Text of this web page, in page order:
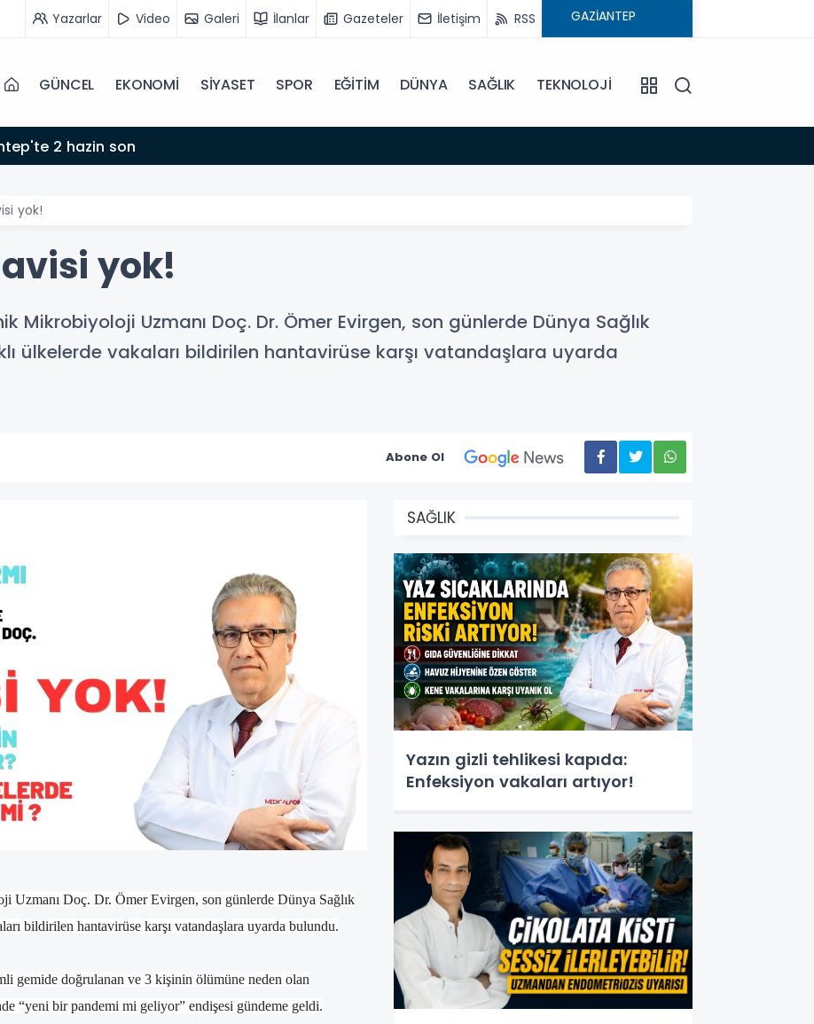
Yazarlar Video Galeri İlanlar Gazeteler İletişim RSS
GÜNCEL EKONOMİ SİYASET SPOR EĞİTİM DÜNYA SAĞLIK TEKNOLOJİ
2 hazin son
yok!
yok!
Mikrobiyoloji Uzmanı Doç. Dr. Ömer Evirgen, son günlerde Dünya Sağlık
ülkelerde vakaları bildirilen hantavirüse karşı vatandaşlara uyarda
Abone Ol
Uzmanı Doç. Dr. Ömer Evirgen, son günlerde Dünya Sağlık
bildirilen hantavirüse karşı vatandaşlara uyarda bulundu.
gemide doğrulanan ve 3 kişinin ölümüne neden olan
“yeni bir pandemi mi geliyor” endişesi gündeme geldi.
SAĞLIK
Yazın gizli tehlikesi kapıda:
Enfeksiyon vakaları artıyor!